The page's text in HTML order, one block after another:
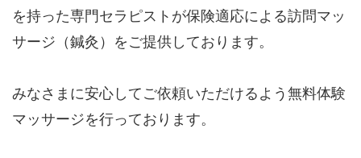
を持った専門セラピストが保険適応による訪問マッ
サージ（鍼灸）をご提供しております。
みなさまに安心してご依頼いただけるよう無料体験
マッサージを行っております。